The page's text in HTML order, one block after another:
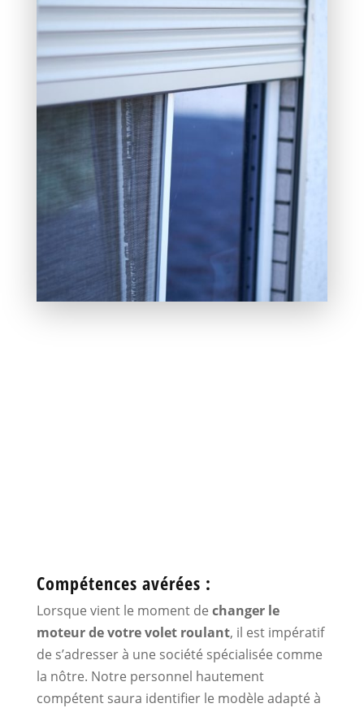
Compétences avérées :
Lorsque vient le moment de changer le
moteur de votre volet roulant, il est impératif
de s’adresser à une société spécialisée comme
la nôtre. Notre personnel hautement
compétent saura identifier le modèle adapté à